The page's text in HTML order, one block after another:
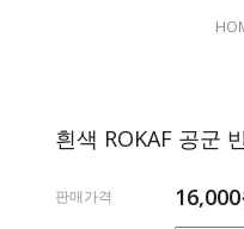
흰색 ROKAF 공군
판매가격 16,000